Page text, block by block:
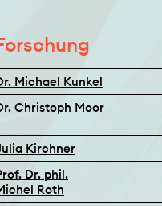
Michael Kunkel
Christoph Moor
Kirchner
Dr. phil.
Roth